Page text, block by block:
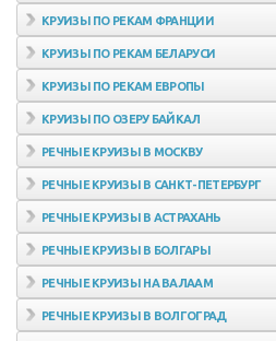
КРУИЗЫ ПО РЕКАМ ФРАНЦИИ
КРУИЗЫ ПО РЕКАМ БЕЛАРУСИ
КРУИЗЫ ПО РЕКАМ ЕВРОПЫ
КРУИЗЫ ПО ОЗЕРУ БАЙКАЛ
РЕЧНЫЕ КРУИЗЫ В МОСКВУ
РЕЧНЫЕ КРУИЗЫ В САНКТ-ПЕТЕРБУРГ
РЕЧНЫЕ КРУИЗЫ В АСТРАХАНЬ
РЕЧНЫЕ КРУИЗЫ В БОЛГАРЫ
РЕЧНЫЕ КРУИЗЫ НА ВАЛААМ
РЕЧНЫЕ КРУИЗЫ В ВОЛГОГРАД